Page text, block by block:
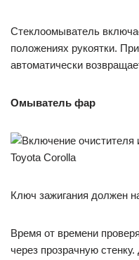
Стеклоомыватель
положениях рукоятки.
автоматически
Омыватель фар
Ключ зажигания должен
Время от времени
через прозрачную